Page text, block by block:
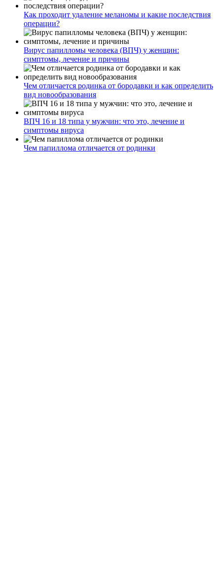
Как проходит удаление меланомы и какие последствия
операции?
Вирус папилломы человека (ВПЧ) у женщин:
симптомы, лечение и причины
Чем отличается родинка от бородавки и как определить
вид новообразования
ВПЧ 16 и 18 типа у мужчин: что это, лечение и
симптомы вируса
Чем папиллома отличается от родинки